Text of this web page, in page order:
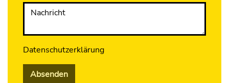
Nachricht
Datenschutzerklärung
Absenden